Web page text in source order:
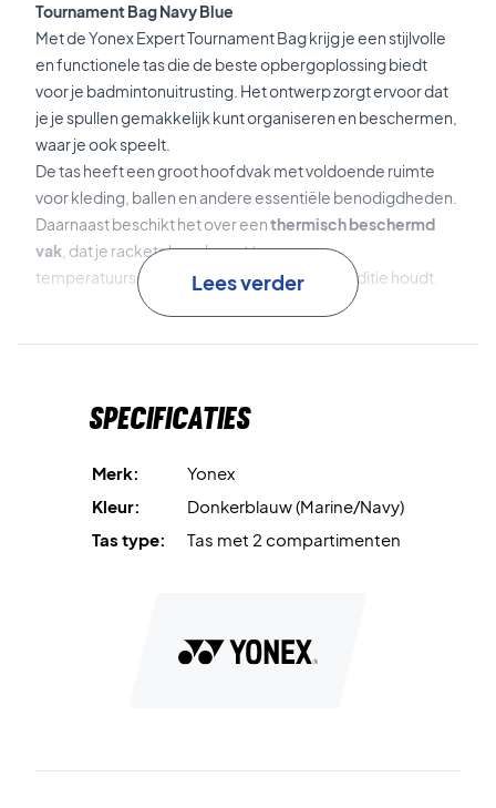
Tournament Bag Navy Blue
Met de Yonex Expert Tournament Bag krijg je een stijlvolle
en functionele tas die de beste opbergoplossing biedt
voor je badmintonuitrusting. Het ontwerp zorgt ervoor dat
je je spullen gemakkelijk kunt organiseren en beschermen,
waar je ook speelt.
De tas heeft een groot hoofdvak met voldoende ruimte
voor kleding, ballen en andere essentiële benodigdheden.
Daarnaast beschikt het over eenthermisch beschermd
vak , dat je rackets beschermt tegen
temperatuurschommelingen en ze in topconditie houdt.
Gemaakt van duurzame materialen en voorzien van stevige
voor zowel toernooien als dagelijkse training.
Verbeter je training – bestel je Yonex Expert Tournament
Bag vandaag nog!
Lees verder
Specificaties
Merk:
Yonex
Kleur:
Donkerblauw (Marine/Navy)
Tas type:
Tas met 2 compartimenten